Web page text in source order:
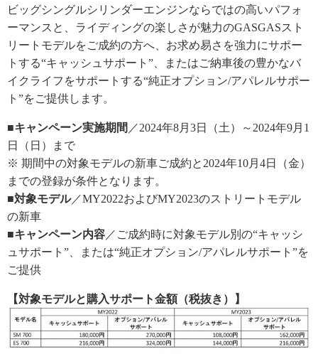
ビッグシングルシリンダーエンジンならではの高いパフォ
ーマンスと、ライディングの楽しさが魅力のGASGASスト
リートモデルをご成約の方へ、お求め易さを強力にサポー
トする“キャッシュサポート”、またはご納車後の豊かなバ
イクライフをサポートする“純正オプション/アパレルサポー
ト”をご提供します。
■キャンペーン実施期間 ／2024年8月3日（土）～2024年9月1
日（日）まで
※ 期間中の対象モデルの新車ご成約と2024年10月4日（金）
までの登録が条件となります。
■対象モデル／MY2022およびMY2023のストリートモデル
の新車
■キャンペーン内容 ／ご成約時に対象モデル別の“キャッシ
ュサポート”、または“純正オプション/アパレルサポート”を
ご提供
【対象モデルと購入サポート金額（税抜き）】